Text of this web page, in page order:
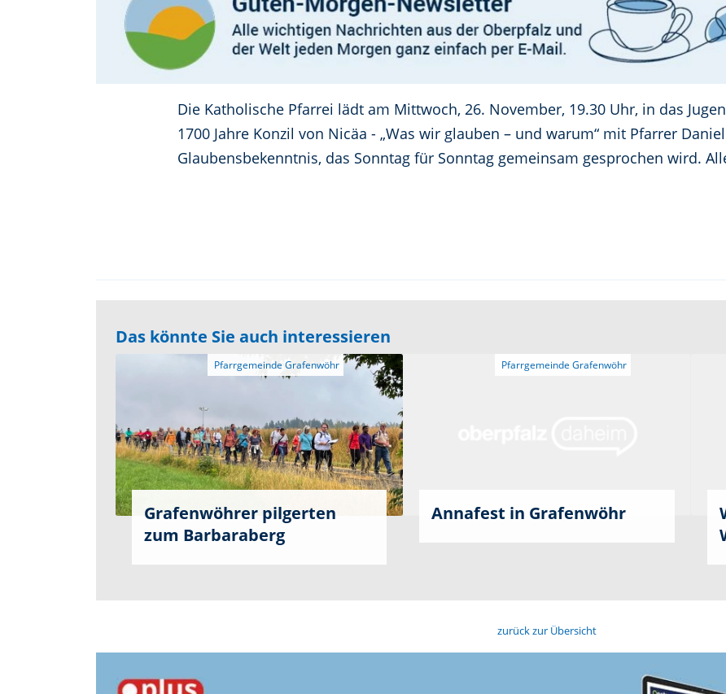
Die Katholische Pfarrei lädt am Mittwoch, 26. November, 19.30 Uhr, in das
1700 Jahre Konzil von Nicäa - „Was wir glauben – und warum“ mit Pfarrer
Glaubensbekenntnis, das Sonntag für Sonntag gemeinsam gesprochen wird.
Das könnte Sie auch interessieren
Grafenwöhrer pilgerten
zum Barbaraberg
Annafest in Grafenwöhr
zurück zur Übersicht